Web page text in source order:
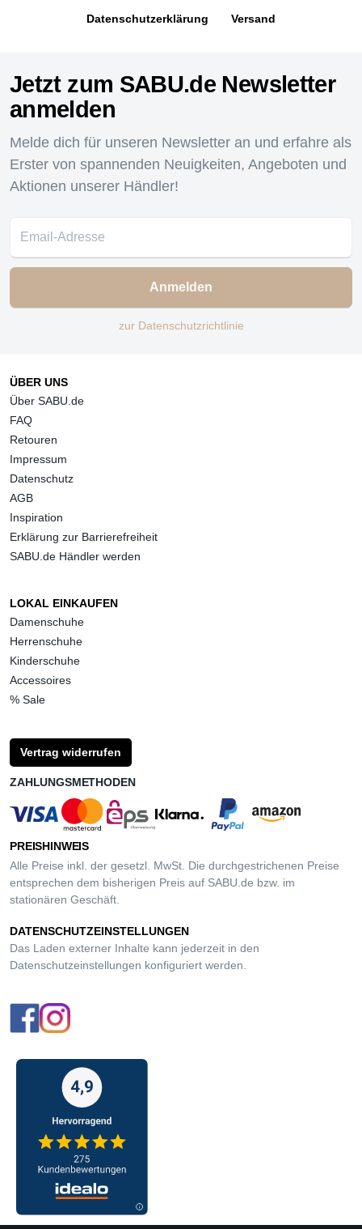
Datenschutzerklärung Versand
Jetzt zum SABU.de Newsletter
anmelden
Melde dich für unseren Newsletter an und erfahre als
Erster von spannenden Neuigkeiten, Angeboten und
Aktionen unserer Händler!
Anmelden
zur Datenschutzrichtlinie
ÜBER UNS
Über SABU.de
FAQ
Retouren
Impressum
Datenschutz
AGB
Inspiration
Erklärung zur Barrierefreiheit
SABU.de Händler werden
LOKAL EINKAUFEN
Damenschuhe
Herrenschuhe
Kinderschuhe
Accessoires
% Sale
Vertrag widerrufen
ZAHLUNGSMETHODEN
PREISHINWEIS
Alle Preise inkl. der gesetzl. MwSt. Die durchgestrichenen Preise
entsprechen dem bisherigen Preis auf SABU.de bzw. im
stationären Geschäft.
DATENSCHUTZEINSTELLUNGEN
Das Laden externer Inhalte kann jederzeit in den
Datenschutzeinstellungen konfiguriert werden.